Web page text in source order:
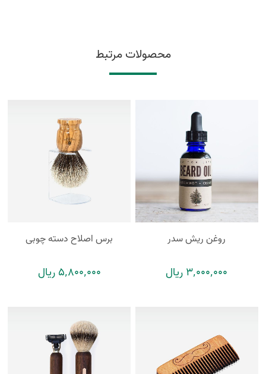
محصولات مرتبط
روغن ریش سدر
3٬000٬000 ریال
برس اصلاح دسته چوبی
5٬800٬000 ریال